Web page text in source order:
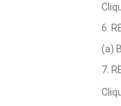
6.
(a)
7.